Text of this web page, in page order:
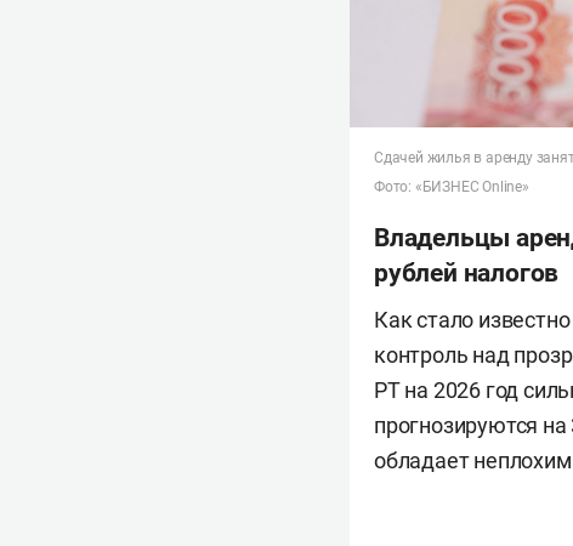
Сдачей жилья в аренду
Фото: «БИЗНЕС Online»
Владельцы
рублей налогов
Как стало
контроль над
РТ на 2026 год
прогнозируются
обладает